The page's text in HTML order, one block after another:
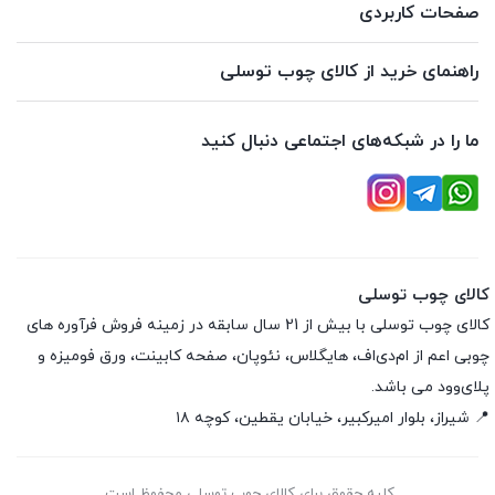
صفحات کاربردی
راهنمای خرید از کالای چوب توسلی
ما را در شبکه‌های اجتماعی دنبال کنید
کالای چوب توسلی
کالای چوب توسلی با بیش از 21 سال سابقه در زمینه فروش فرآوره های
چوبی اعم از ام‌دی‌اف، هایگلاس، نئوپان، صفحه کابینت، ورق فومیزه و
پلای‌وود می باشد.
📍 شیراز، بلوار امیرکبیر، خیابان یقطین، کوچه ۱۸